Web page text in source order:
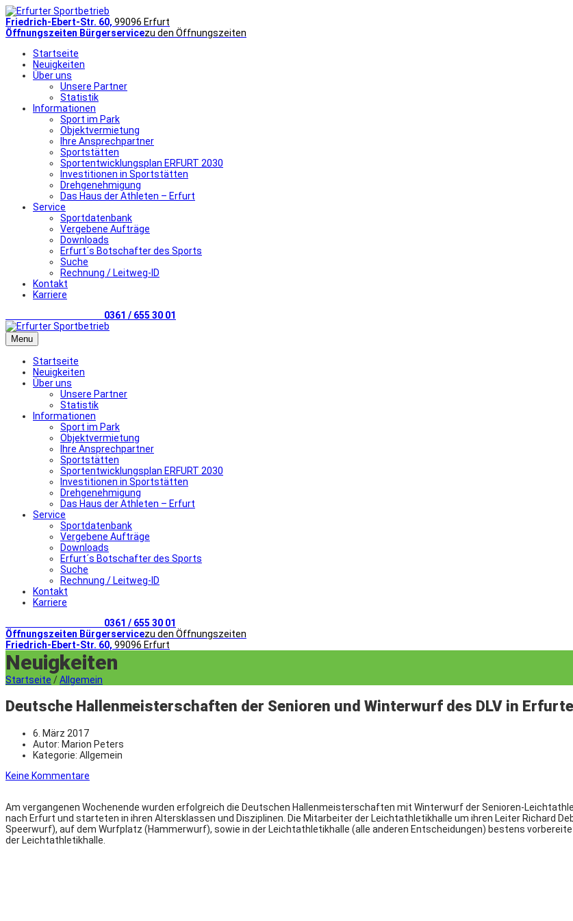
Friedrich-Ebert-Str. 60, 99096 Erfurt
Öffnungszeiten Bürgerservicezu den Öffnungszeiten
Startseite
Neuigkeiten
Über uns
Unsere Partner
Statistik
Informationen
Sport im Park
Objektvermietung
Ihre Ansprechpartner
Sportstätten
Sportentwicklungsplan ERFURT 2030
Investitionen in Sportstätten
Drehgenehmigung
Das Haus der Athleten – Erfurt
Service
Sportdatenbank
Vergebene Aufträge
Downloads
Erfurt´s Botschafter des Sports
Suche
Rechnung / Leitweg-ID
Kontakt
Karriere
0361 / 655 30 01
Menu
Startseite
Neuigkeiten
Über uns
Unsere Partner
Statistik
Informationen
Sport im Park
Objektvermietung
Ihre Ansprechpartner
Sportstätten
Sportentwicklungsplan ERFURT 2030
Investitionen in Sportstätten
Drehgenehmigung
Das Haus der Athleten – Erfurt
Service
Sportdatenbank
Vergebene Aufträge
Downloads
Erfurt´s Botschafter des Sports
Suche
Rechnung / Leitweg-ID
Kontakt
Karriere
0361 / 655 30 01
Öffnungszeiten Bürgerservicezu den Öffnungszeiten
Friedrich-Ebert-Str. 60, 99096 Erfurt
Neuigkeiten
Startseite /Allgemein
Deutsche Hallenmeisterschaften der Senioren und Winterwurf des DLV in
6. März 2017
Autor: Marion Peters
Kategorie: Allgemein
Keine Kommentare
Am vergangenen Wochenende wurden erfolgreich die Deutschen Hallenmeisterschaften mit Winterwurf der Senioren-
nach Erfurt und starteten in ihren Altersklassen und Disziplinen. Die Mitarbeiter der Leichtathletikhalle um ihren Leiter Richard
Speerwurf), auf dem Wurfplatz (Hammerwurf), sowie in der Leichtathletikhalle (alle anderen Entscheidungen) bestens
der Leichtathletikhalle.